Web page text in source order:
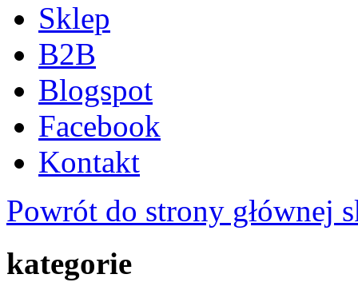
Sklep
B2B
Blogspot
Facebook
Kontakt
Powrót do strony głównej
kategorie